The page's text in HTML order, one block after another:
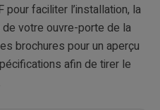
faciliter l’installation, la
votre ouvre-porte de la
brochures pour un aperçu
afin de tirer le